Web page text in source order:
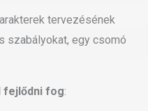
tervezésének
szabályokat, egy csomó
fejlődni fog: